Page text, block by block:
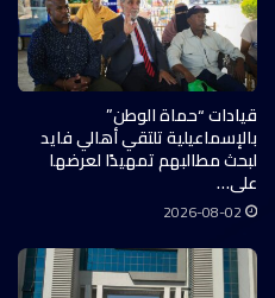
قيادات “حماة الوطن”
بالإسماعيلية تلتقي أهالي فايد
لبحث مطالبهم تمهيدًا لعرضها
على…
2026-08-02